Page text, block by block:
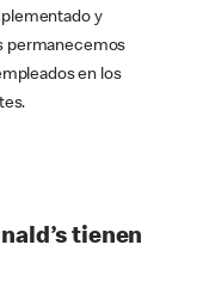
y
permanecemos
en los
tienen